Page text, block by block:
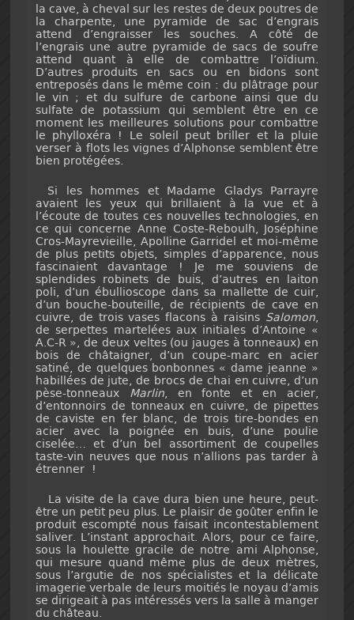
la cave, à cheval sur les restes de deux poutres de
la charpente, une pyramide de sac d’engrais
attend d’engraisser les souches. A côté de
l’engrais une autre pyramide de sacs de soufre
attend quant à elle de combattre l’oïdium.
D’autres produits en sacs ou en bidons sont
entreposés dans le même coin : du plâtrage pour
le vin ; et du sulfure de carbone ainsi que du
sulfate de potassium qui semblent être en ce
moment les meilleures solutions pour combattre
le phylloxéra ! Le soleil peut briller et la pluie
verser à flots les vignes d’Alphonse semblent être
bien protégées.
Si les hommes et Madame Gladys Parrayre
avaient les yeux qui brillaient à la vue et à
l’écoute de toutes ces nouvelles technologies, en
ce qui concerne Anne Coste-Reboulh, Joséphine
Cros-Mayrevieille, Apolline Garridel et moi-même
de plus petits objets, simples d’apparence, nous
fascinaient davantage ! Je me souviens de
splendides robinets de buis, d’autres en laiton
poli, d’un ébullioscope dans sa mallette de cuir,
d’un bouche-bouteille, de récipients de cave en
cuivre, de trois vases flacons à raisins Salomon
de serpettes martelées aux initiales d’Antoine «
A.C-R », de deux veltes (ou jauges à tonneaux) en
bois de châtaigner, d’un coupe-marc en acier
satiné, de quelques bonbonnes « dame jeanne »
habillées de jute, de brocs de chai en cuivre, d’un
pèse-tonneaux Marlin, en fonte et en acier,
d’entonnoirs de tonneaux en cuivre, de pipettes
de caviste en fer blanc, de trois tire-bondes en
acier avec la poignée en buis, d’une poulie
ciselée… et d’un bel assortiment de coupelles
taste-vin neuves que nous n’allions pas tarder à
étrenner !
La visite de la cave dura bien une heure, peut-
être un petit peu plus. Le plaisir de goûter enfin le
produit escompté nous faisait incontestablement
saliver. L’instant approchait. Alors, pour ce faire,
sous la houlette gracile de notre ami Alphonse,
qui mesure quand même plus de deux mètres,
sous l’argutie de nos spécialistes et la délicate
imagerie verbale de leurs moitiés le noyau d’amis
se dirigeait à pas intéressés vers la salle à manger
du château.